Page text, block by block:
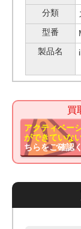
分類
型番
製品名
買
アクティベー
ができていな
ちらをご確認